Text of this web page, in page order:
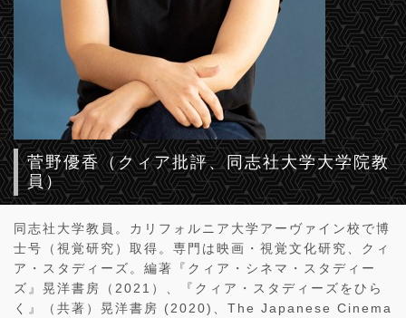
菅野優香（クィア批評、同志社大学大学院教
員）
同志社大学教員。カリフォルニア大学アーヴァイン校で博
士号（視覚研究）取得。専門は映画・視覚文化研究、クィ
ア・スタディーズ。編著『クィア・シネマ・スタディー
ズ』晃洋書房（2021）、『クィア・スタディーズをひら
く』（共著）晃洋書房 (2020)、The Japanese Cinema